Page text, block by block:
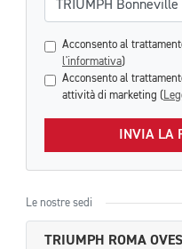
Acconsento al
l'informativa)
Acconsento al
attività di marketing (
INVIA LA
Le nostre sedi
TRIUMPH ROMA